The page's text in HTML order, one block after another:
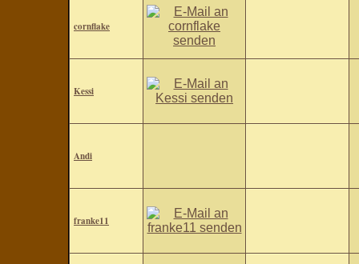
cornflake
Kessi
Andi
franke11